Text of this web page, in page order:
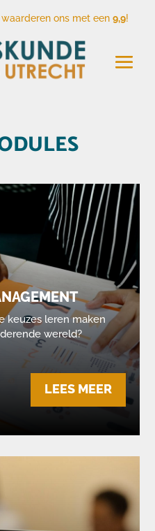
ons met een9,9!
keuzes leren maken
wereld?
LEES MEER